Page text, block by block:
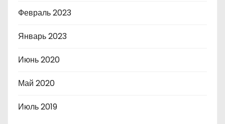
Февраль 2023
Январь 2023
Июнь 2020
Май 2020
Июль 2019